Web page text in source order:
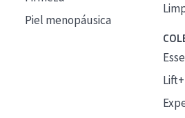
Piel menopáusica
Lift+